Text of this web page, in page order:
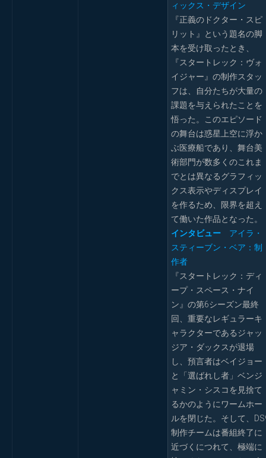
ィックス・デザイン
『正義のドクター・スピ
リット』という題名の脚
本を受け取ったとき、
『スタートレック：ヴォ
イジャー』の制作スタッ
フは、自分たちが大量の
課題を与えられたことを
悟った。このエピソード
の舞台は惑星上空に浮か
ぶ医療船であり、舞台美
術部門が数多くのこれま
でとは異なるグラフィッ
クス表示やディスプレイ
を作るため、限界を超え
て働いた作品となった。
インタビュー アイラ・
スティーブン・ベア：制
作者
『スタートレック：ディ
ープ・スペース・ナイ
ン』の第6シーズン最終
回、重要なレギュラーキ
ャラクターであるジャッ
ジア・ダックスが退場
し、預言者はベイジョー
と「選ばれし者」ベンジ
ャミン・シスコを見捨て
るかのようにワームホー
ルを閉じた。そして、
制作チームは番組終了に
近づくにつれて、極端に